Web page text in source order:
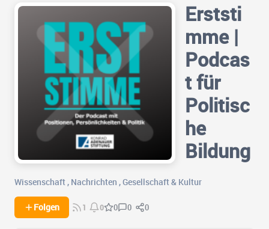
Erststi
mme |
Podcas
t für
Politisc
he
Bildung
Wissenschaft , Nachrichten ,Gesellschaft & Kultur
Folgen 1 0 0 0 0